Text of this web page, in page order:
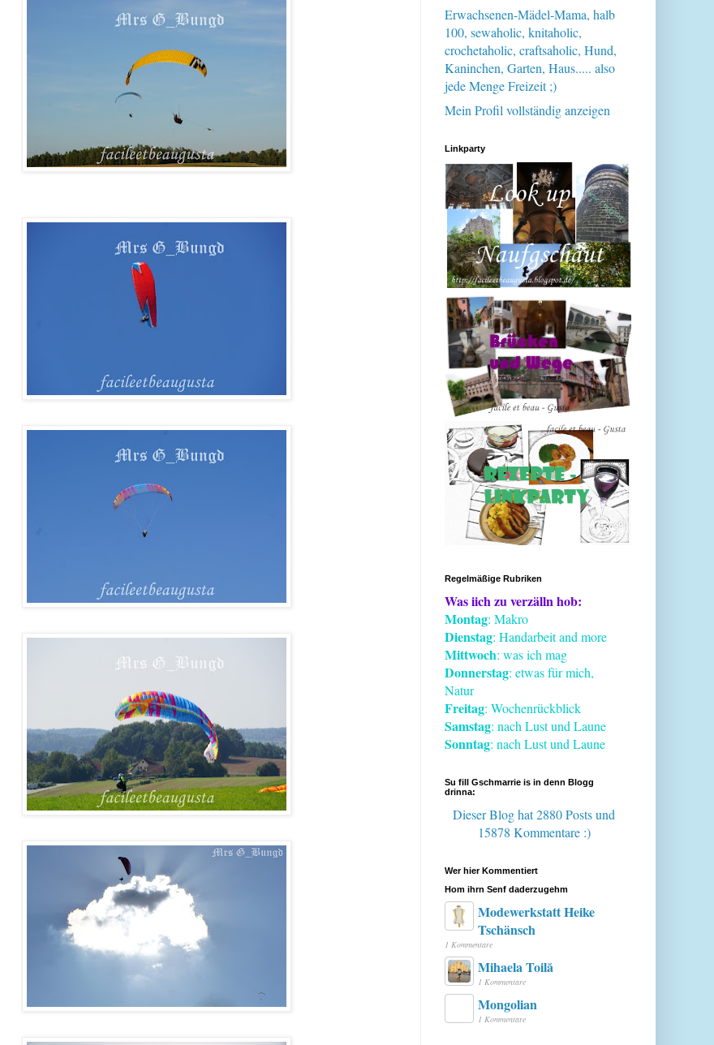
Erwachsenen-Mädel-Mama, halb
100, sewaholic, knitaholic,
crochetaholic, craftsaholic, Hund,
Kaninchen, Garten, Haus..... also
jede Menge Freizeit ;)
Mein Profil vollständig anzeigen
Linkparty
Regelmäßige Rubriken
Was iich zu verzälln hob:
Montag: Makro
Dienstag: Handarbeit and more
Mittwoch: was ich mag
Donnerstag: etwas für mich,
Natur
Freitag: Wochenrückblick
Samstag: nach Lust und Laune
Sonntag: nach Lust und Laune
Su fill Gschmarrie is in denn Blogg
drinna:
Dieser Blog hat 2880 Postsund
15878 Kommentare :)
Wer hier Kommentiert
Hom ihrn Senf daderzugehm
Modewerkstatt Heike
Tschänsch
1 Kommentare
Mihaela Toilă
1 Kommentare
Mongolian
1 Kommentare